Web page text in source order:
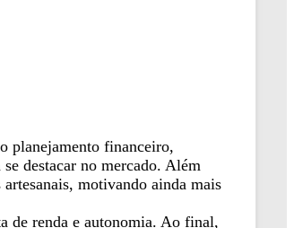
planejamento financeiro,
destacar no mercado. Além
motivando ainda mais
de renda e autonomia. Ao final,